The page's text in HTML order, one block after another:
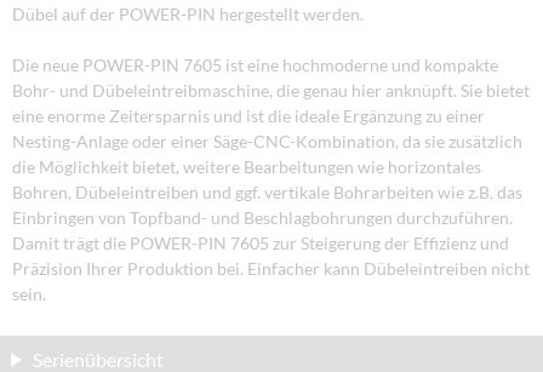
Dübel auf der POWER-PIN hergestellt werden.
Die neue POWER-PIN 7605 ist eine hochmoderne und kompakte
Bohr- und Dübeleintreibmaschine, die genau hier anknüpft. Sie bietet
eine enorme Zeitersparnis und ist die ideale Ergänzung zu einer
Nesting-Anlage oder einer Säge-CNC-Kombination, da sie zusätzlich
die Möglichkeit bietet, weitere Bearbeitungen wie horizontales
Bohren, Dübeleintreiben und ggf. vertikale Bohrarbeiten wie z.B. das
Einbringen von Topfband- und Beschlagbohrungen durchzuführen.
Damit trägt die POWER-PIN 7605 zur Steigerung der Effizienz und
Präzision Ihrer Produktion bei. Einfacher kann Dübeleintreiben nicht
sein.
Serienübersicht